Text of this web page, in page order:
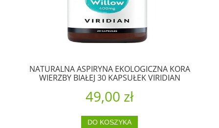
NATURALNA ASPIRYNA EKOLOGICZNA KORA
WIERZBY BIAŁEJ 30 KAPSUŁEK VIRIDIAN
49,00 zł
DO KOSZYKA